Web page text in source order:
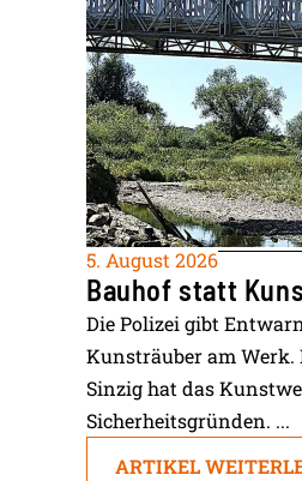
5. August 2026
Bauhof statt
Die Polizei gibt
Kunsträuber am Werk.
Sinzig hat das
Sicherheitsgründen. ...
ARTIKEL